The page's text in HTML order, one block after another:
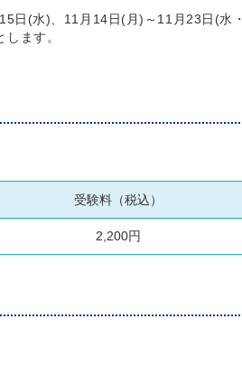
日(水)、11月14日(月)～11月23日(水・
ます。
受験料（税込）
2,200円